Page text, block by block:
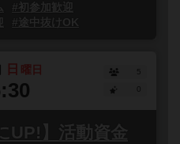
#初参加歓迎
#途中抜けOK
日 曜日
5
UP!】活動資金